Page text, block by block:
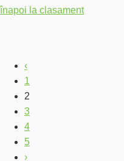
înapoi la clasament
‹
1
2
3
4
5
›